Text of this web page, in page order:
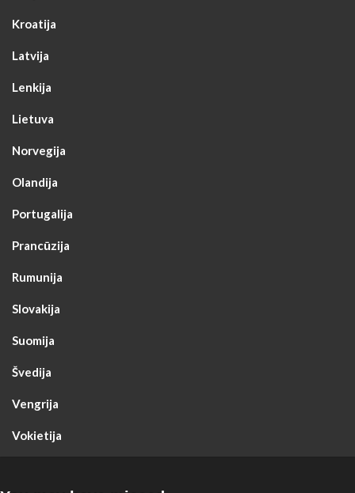
Kroatija
Latvija
Lenkija
Lietuva
Norvegija
Olandija
Portugalija
Prancūzija
Rumunija
Slovakija
Suomija
Švedija
Vengrija
Vokietija